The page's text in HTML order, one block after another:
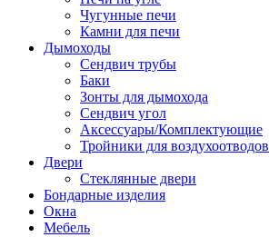
Чугунные печи
Камни для печи
Дымоходы
Сендвич трубы
Баки
Зонты для дымохода
Сендвич угол
Аксессуары/Комплектующие
Тройники для воздухоотводов
Двери
Стеклянные двери
Бондарные изделия
Окна
Мебель